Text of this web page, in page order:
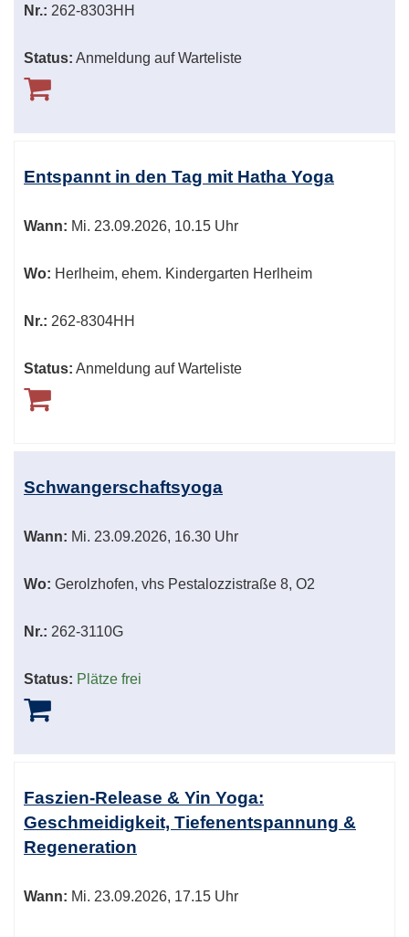
Nr.: 262-8303HH
Status: Anmeldung auf Warteliste
Entspannt in den Tag mit Hatha Yoga
Wann: Mi. 23.09.2026, 10.15 Uhr
Wo: Herlheim, ehem. Kindergarten Herlheim
Nr.: 262-8304HH
Status: Anmeldung auf Warteliste
Schwangerschaftsyoga
Wann: Mi. 23.09.2026, 16.30 Uhr
Wo: Gerolzhofen, vhs Pestalozzistraße 8, O2
Nr.: 262-3110G
Status: Plätze frei
Faszien-Release & Yin Yoga:
Geschmeidigkeit, Tiefenentspannung &
Regeneration
Wann: Mi. 23.09.2026, 17.15 Uhr